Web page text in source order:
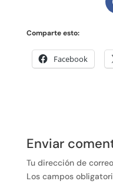
Comparte esto:
Facebook
Enviar
Tu dirección de
Los campos